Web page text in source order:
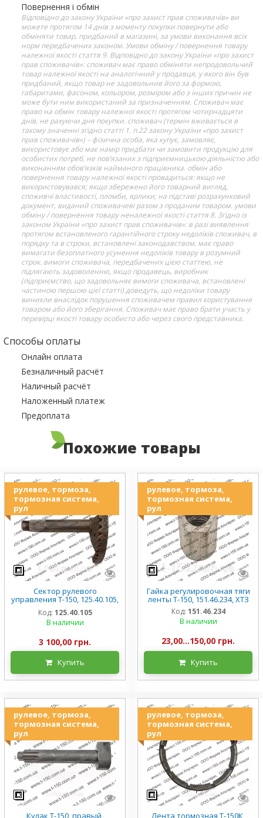
Повернення і обмін
Відповідно до закону України «про захист прав споживачів» ви
можете протягом 14 днів з моменту покупки повернути або
обміняти товар, придбаний в магазині, за умови виконання всіх
норм передбачених законом. Умови обміну / повернення товару
належної якості стаття 9. Відповідно до закону України «про захист
прав споживачів»: споживач має право обміняти непродовольчий
товар належної якості на аналогічний у продавця, у якого він був
придбаний, якщо товар не задовольнив його за формою,
габаритами, фасоном, кольором, розміром або з інших причин не
може бути ним використаний за призначенням. Споживач має
право на обмін товару належної якості протягом чотирнадцяти
днів, не рахуючи дня покупки. споживач (термін вживається в
такому значенні згідно статті 1. п.22 закону України «про захист
прав споживачів») – фізична особа, яка купує, замовляє,
використовує або має намір придбати чи замовити продукцію для
особистих потреб, не пов’язаних з підприємницькою діяльністю або
виконанням обов’язків найманого працівника. обмін або
повернення товару належної якості провадиться: якщо не
використовувався; якщо збережено його товарний вигляд,
споживчі властивості, пломби, ярлики; на підставі розрахунковий
документ, виданий споживачеві разом з проданим товаром. умови
обміну / повернення товару неналежної якості стаття 8. Згідно із
законом України «про захист прав споживачів»: в разі виявлення
протягом встановленого гарантійного строку недоліків споживач, в
порядку та в строки, встановлені законодавством, має право
вимагати безоплатного усунення недоліків товару в розумний
строк. вимоги споживача, передбачених цією статтею, не
підлягають задоволенню, якщо продавець, виробник
(підприємство, що задовольняє вимоги споживача, встановлені
частиною першою цієї статті) доведуть, що недоліки товару
виникли внаслідок порушення споживачем правил користування
товаром або його зберігання. Споживач має право брати участь у
перевірці якості товару особисто або через свого представника.
Способы оплаты
Онлайн оплата
Безналичный расчёт
Наличный расчёт
Наложенный платеж
Предоплата
Похожие товары
рулевое, тормоза,
тормозная система,
рул
Сектор рулевого
управления Т-150, 125.40.105,
Код: 125.40.105
В наличии
3 100,00 грн.
Купить
рулевое, тормоза,
тормозная система,
рул
Гайка регулировочная тяги
ленты Т-150, 151.46.234, ХТЗ
Код: 151.46.234
В наличии
23,00...150,00 грн.
Купить
рулевое, тормоза,
тормозная система,
рул
Кулак Т-150, правый,
рулевое, тормоза,
тормозная система,
рул
Лента тормозная Т-150К,